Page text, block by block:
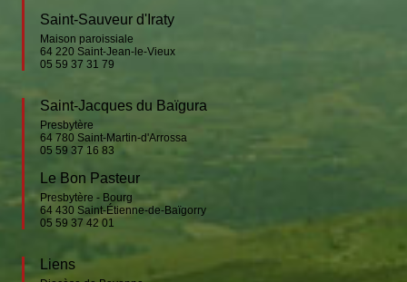
Saint-Sauveur d'Iraty
Maison paroissiale
64 220 Saint-Jean-le-Vieux
05 59 37 31 79
Saint-Jacques du Baïgura
Presbytère
64 780 Saint-Martin-d'Arrossa
05 59 37 16 83
Le Bon Pasteur
Presbytère - Bourg
64 430 Saint-Étienne-de-Baïgorry
05 59 37 42 01
Liens